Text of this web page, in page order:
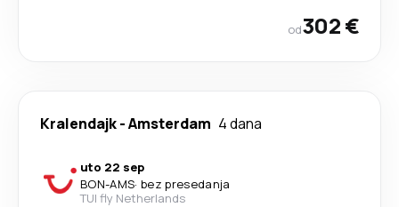
od302 €
Kralendajk-Amsterdam 4 dana
uto 22 sep
BON-AMS· bez presedanja
TUI fly Netherlands